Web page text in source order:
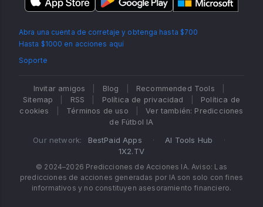
Abra una cuenta de corretaje y obtenga hasta $700
Hasta $1000 en acciones aquí
Soporte
Invitar amigos Blog Recommended Tools
Sitemap
RSS Política de privacidad
Política de
cookies
Términos de uso
Ver también: Predicciones
de Fútbol IA
Our network: BestPaid Apps · AI Tools Hub
·
1X2.TV
© 2024–2026 Predicciones de Acciones IA. Aviso: Las
predicciones de acciones generadas por IA son solo con fines
informativos y no constituyen asesoramiento financiero.